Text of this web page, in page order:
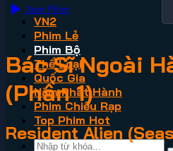
VN2
Phim Lẻ
Phim Bộ
Thể Loại
Quốc Gia
Năm Phát Hành
Phim Chiếu Rạp
Top Phim Hot
Xem Phim
Bác Sĩ Ngoài
(Phần 1)
Resident Alien